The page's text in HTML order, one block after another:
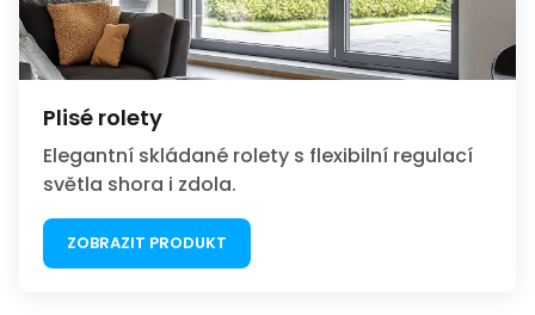
Plisé rolety
Elegantní skládané rolety s flexibilní regulací
světla shora i zdola.
ZOBRAZIT PRODUKT